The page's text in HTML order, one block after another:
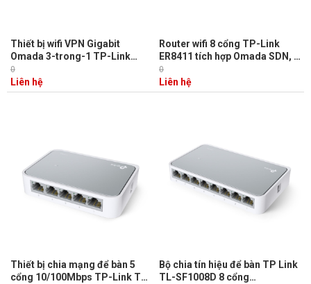
Thiết bị wifi VPN Gigabit
Omada 3-trong-1 TP-Link
ER7212PC PoE 110W, 4 cổng
WAN Ethernet
0
Liên hệ
Router wifi 8 cổng TP-Link
ER8411 tích hợp Omada SDN, 1
cổng WAN và 1 cổng SFP+
10GE WAN/LAN
0
Liên hệ
Thiết bị chia mạng để bàn 5
cổng 10/100Mbps TP-Link TL-
Bộ chia tín hiệu để bàn TP Link
TL-SF1008D 8 cổng